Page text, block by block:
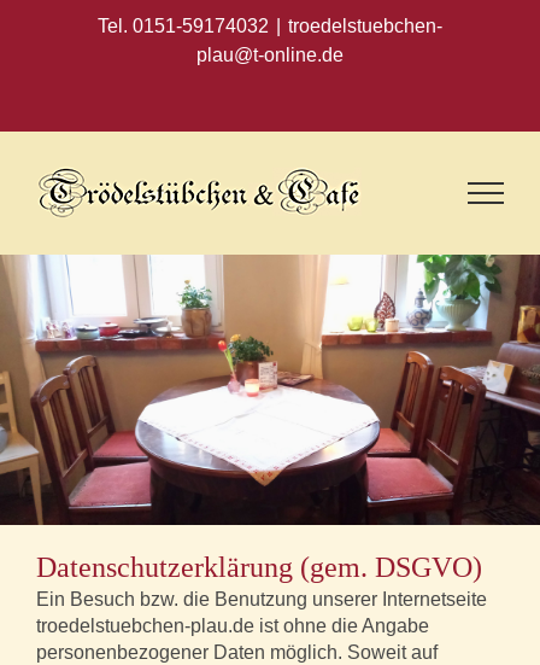
Tel. 0151-59174032
troedelstuebchen-
plau@t-online.de
Datenschutzerklärung (gem. DSGVO)
Ein Besuch bzw. die Benutzung unserer Internetseite
troedelstuebchen-plau.de ist ohne die Angabe
personenbezogener Daten möglich. Soweit auf